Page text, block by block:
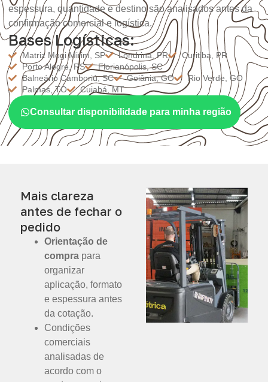
espessura, quantidade e destino são analisados antes da
confirmação comercial e logística.
Bases Logísticas:
Matriz Mogi Mirim, SP Londrina, PR
Curitiba, PR
Porto Alegre, RS
Florianópolis, SC
Balneário Camboriú, SC
Goiânia, GO
Rio Verde, GO
Palmas, TO
Cuiabá, MT
Consultar disponibilidade para minha região
Mais clareza
antes de fechar o
pedido
Orientação de
compra para
organizar
aplicação, formato
e espessura antes
da cotação.
Condições
comerciais
analisadas de
acordo com o